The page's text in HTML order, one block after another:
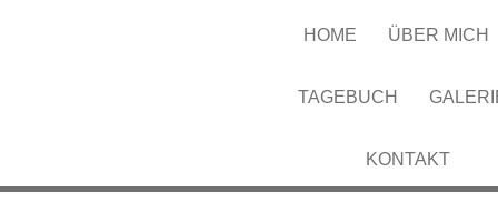
HOME ÜBER MICH
TAGEBUCH
KONTAKT